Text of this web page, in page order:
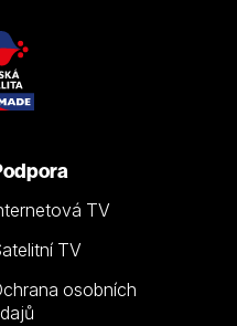
TV
TV
osobních